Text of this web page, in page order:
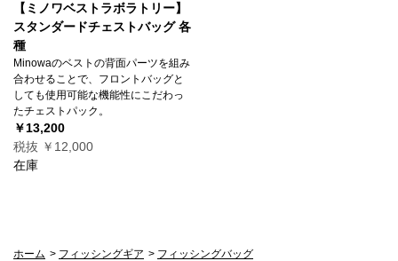
【ミノワベストラボラトリー】
スタンダードチェストバッグ 各
種
Minowaのベストの背面パーツを組み
合わせることで、フロントバッグと
しても使用可能な機能性にこだわっ
たチェストパック。
￥13,200
税抜 ￥12,000
在庫
ホーム > フィッシングギア > フィッシングバッグ